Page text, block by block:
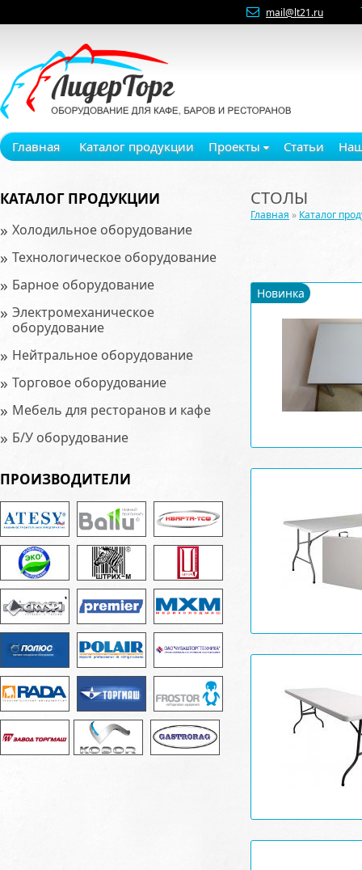
mail@lt21.ru
Главная Каталог продукции Проекты Статьи
КАТАЛОГ ПРОДУКЦИИ
» Холодильное оборудование
» Технологическое оборудование
» Барное оборудование
» Электромеханическое
оборудование
» Нейтральное оборудование
» Торговое оборудование
» Мебель для ресторанов и кафе
» Б/У оборудование
ПРОИЗВОДИТЕЛИ
СТОЛЫ
Главная » Каталог
Новинка